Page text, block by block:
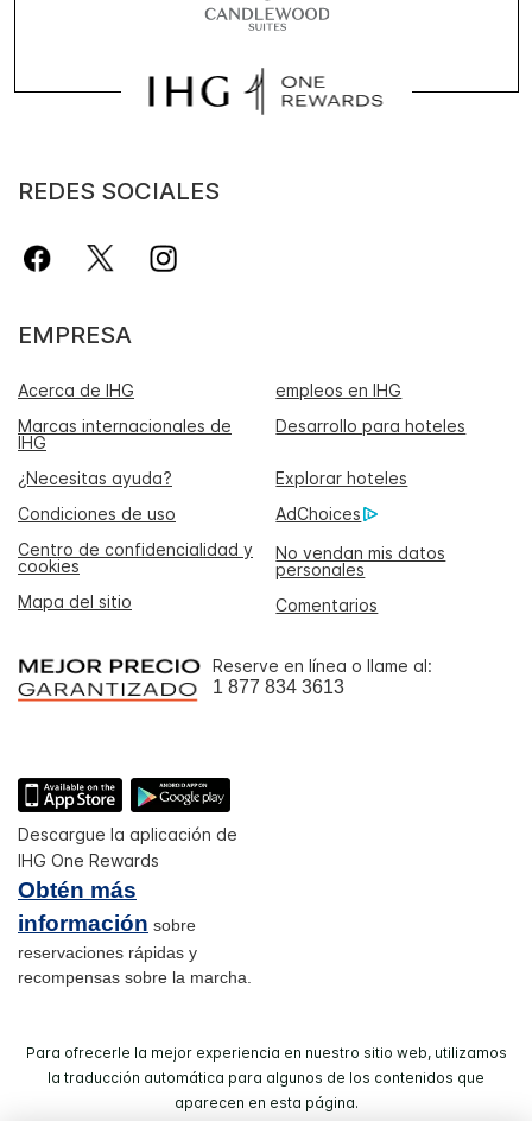
REDES SOCIALES
EMPRESA
Acerca de IHG
empleos en IHG
Marcas internacionales de
IHG
Desarrollo para hoteles
¿Necesitas ayuda?
Explorar hoteles
Condiciones de uso
AdChoices
Centro de confidencialidad y
cookies
No vendan mis datos
personales
Mapa del sitio
Comentarios
Reserve en línea o llame al:
1 877 834 3613
Descargue la aplicación de
IHG One Rewards
Obtén más
información sobre
reservaciones rápidas y
recompensas sobre la marcha.
Para ofrecerle la mejor experiencia en nuestro sitio web, utilizamos
la traducción automática para algunos de los contenidos que
aparecen en esta página.